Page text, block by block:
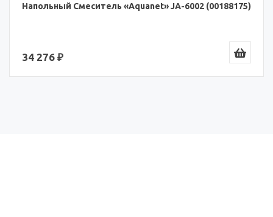
Напольный Смеситель «Aquanet» JA-6002 (00188175)
34 276 ₽